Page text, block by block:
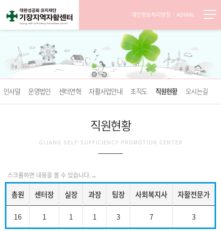
개인정보처리방침 ADMIN
인사말 운영법인 센터연혁 자활사업안내 조직도 직원현황 오시는길
직원현황
GIJANG SELF-SUFFICIENCY PROMOTION CENTER
총원 센터장 실장 과장 팀장 사회복지사 자활전문가
16 1 1 1 3 7 3